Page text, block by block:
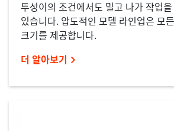
투성이의 조건에서도 밀고 나가 작업을
있습니다. 압도적인 모델 라인업은 모
크기를 제공합니다.
더 알아보기